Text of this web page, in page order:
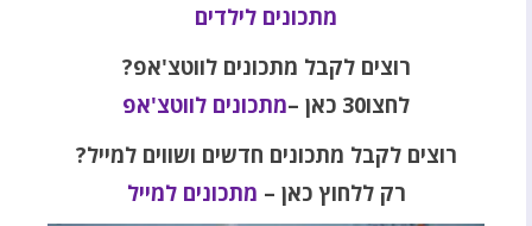
מתכונים לילדים
רוצים לקבל מתכונים לווטצ'אפ?
לחצו30 כאן
–מתכונים לווטצ'אפ
רוצים לקבל מתכונים חדשים ושווים למייל?
רק ללחוץ כאן – מתכונים למייל